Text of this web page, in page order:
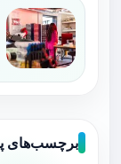
برچسب‌های